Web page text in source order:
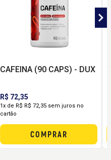
CAFEINA (90 CAPS) - DUX
R$ 72,35
1x de R$ R$ 72,35 sem juros no
cartão
COMPRAR